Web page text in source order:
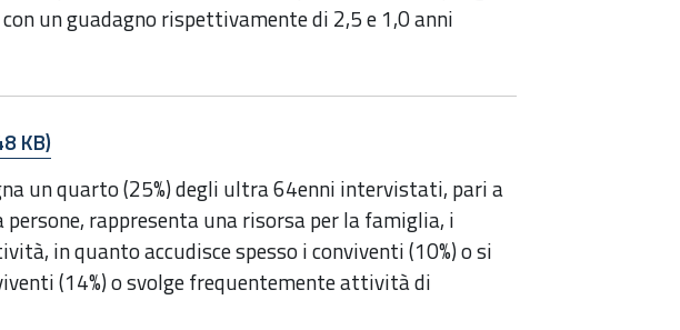
un guadagno rispettivamente di 2,5 e 1,0 anni
KB)
un quarto (25%) degli ultra 64enni intervistati, pari a
rappresenta una risorsa per la famiglia, i
in quanto accudisce spesso i conviventi (10%) o si
(14%) o svolge frequentemente attività di